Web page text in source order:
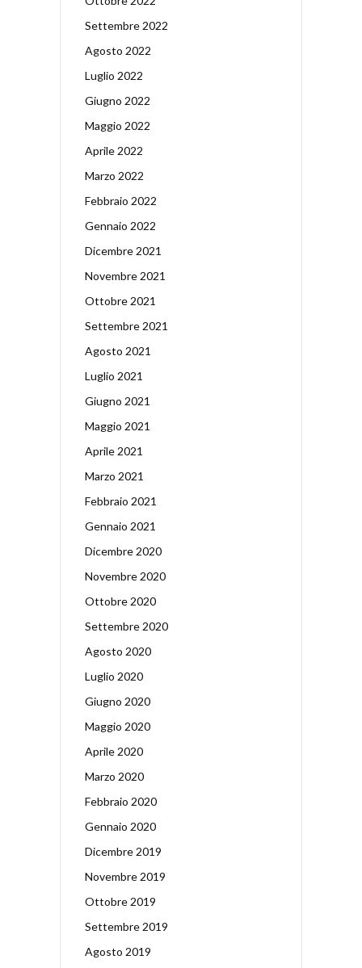
Settembre 2022
Agosto 2022
Luglio 2022
Giugno 2022
Maggio 2022
Aprile 2022
Marzo 2022
Febbraio 2022
Gennaio 2022
Dicembre 2021
Novembre 2021
Ottobre 2021
Settembre 2021
Agosto 2021
Luglio 2021
Giugno 2021
Maggio 2021
Aprile 2021
Marzo 2021
Febbraio 2021
Gennaio 2021
Dicembre 2020
Novembre 2020
Ottobre 2020
Settembre 2020
Agosto 2020
Luglio 2020
Giugno 2020
Maggio 2020
Aprile 2020
Marzo 2020
Febbraio 2020
Gennaio 2020
Dicembre 2019
Novembre 2019
Ottobre 2019
Settembre 2019
Agosto 2019